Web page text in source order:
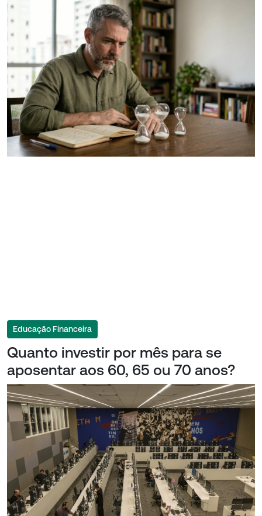
Educação Financeira
Quanto investir por mês para se
aposentar aos 60, 65 ou 70 anos?